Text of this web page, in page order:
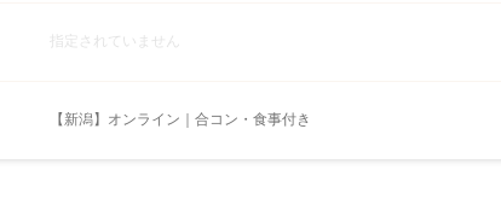
指定されていません
【新潟】オンライン｜合コン・食事付き